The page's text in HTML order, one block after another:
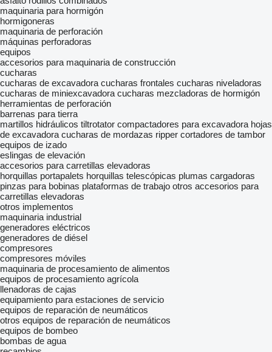
maquinaria para hormigón
hormigoneras
maquinaria de perforación
máquinas perforadoras
equipos
accesorios para maquinaria de construcción
cucharas
cucharas de excavadora cucharas frontales cucharas niveladoras
cucharas de miniexcavadora cucharas mezcladoras de hormigón
herramientas de perforación
barrenas para tierra
martillos hidráulicos tiltrotator compactadores para excavadora hojas
de excavadora cucharas de mordazas ripper cortadores de tambor
equipos de izado
eslingas de elevación
accesorios para carretillas elevadoras
horquillas portapalets horquillas telescópicas plumas cargadoras
pinzas para bobinas plataformas de trabajo otros accesorios para
carretillas elevadoras
otros implementos
maquinaria industrial
generadores eléctricos
generadores de diésel
compresores
compresores móviles
maquinaria de procesamiento de alimentos
equipos de procesamiento agrícola
llenadoras de cajas
equipamiento para estaciones de servicio
equipos de reparación de neumáticos
otros equipos de reparación de neumáticos
equipos de bombeo
bombas de agua